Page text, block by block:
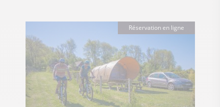
Réservation en ligne